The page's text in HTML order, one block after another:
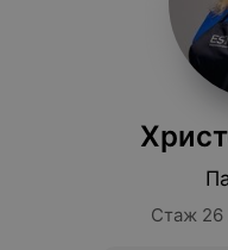
Стаж 26